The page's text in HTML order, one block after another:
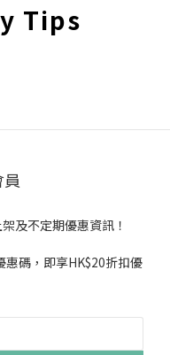
Tips
及不定期優惠資訊！
碼，即享HK$20折扣優